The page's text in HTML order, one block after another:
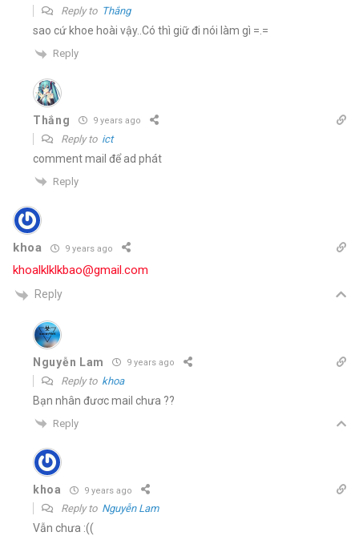
Reply to Thắng
sao cứ khoe hoài vậy..Có thì giữ đi nói làm gì =.=
Reply
Thắng 9 years ago
Reply to ict
comment mail để ad phát
Reply
khoa 9 years ago
khoalklklkbao@gmail.com
Reply
Nguyễn Lam 9 years ago
Reply to khoa
Bạn nhân đươc mail chưa ??
Reply
khoa 9 years ago
Reply to Nguyễn Lam
Vẫn chưa :((